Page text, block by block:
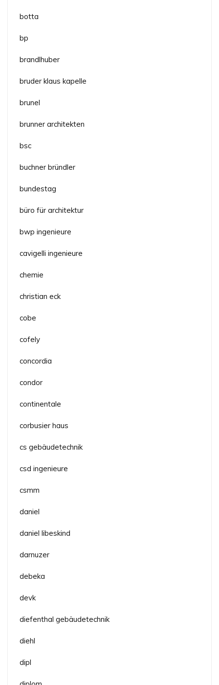
botta
bp
brandlhuber
bruder klaus kapelle
brunel
brunner architekten
bsc
buchner bründler
bundestag
büro für architektur
bwp ingenieure
cavigelli ingenieure
chemie
christian eck
cobe
cofely
concordia
condor
continentale
corbusier haus
cs gebäudetechnik
csd ingenieure
csmm
daniel
daniel libeskind
darnuzer
debeka
devk
diefenthal gebäudetechnik
diehl
dipl